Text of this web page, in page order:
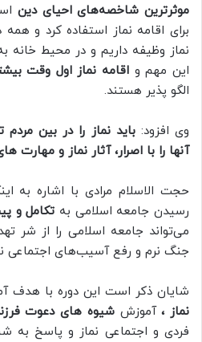
موثرترین شاخصه‌های احیای دین
برای اقامه نماز استفاده کرد و
نماز وظیفه داریم و در محیط خانه
این مهم و اقامه نماز اول وقت
الگو پذیر هستند.
وی افزود: باید نماز را در بین
آنها را با اصرار، آثار نماز و مهارت
حجت الاسلام مرادی با اشاره به
رسیدن جامعه اسلامی به تکامل و
می‌تواند جامعه اسلامی را از شر
جنگ نرم و رفع آسیب‌های اجتماعی
شایان ذکر است این دوره با هدف
نماز ،آموزش شیوه های دعوت
فردی و اجتماعی نماز و پاسخ به